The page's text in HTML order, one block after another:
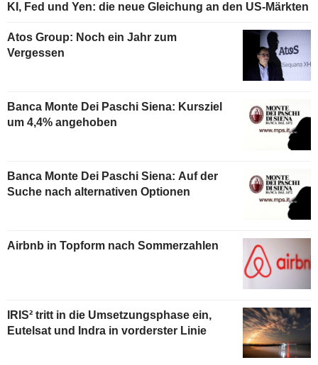
KI, Fed und Yen: die neue Gleichung an den US-Märkten
Atos Group: Noch ein Jahr zum
Vergessen
Banca Monte Dei Paschi Siena: Kursziel
um 4,4% angehoben
Banca Monte Dei Paschi Siena: Auf der
Suche nach alternativen Optionen
Airbnb in Topform nach Sommerzahlen
IRIS² tritt in die Umsetzungsphase ein,
Eutelsat und Indra in vorderster Linie